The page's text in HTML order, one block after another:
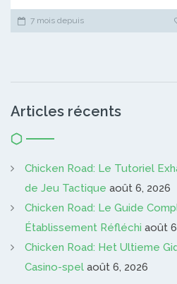
7 mois depuis
Articles récents
Chicken Road: Le Tutoriel
de Jeu Tactique août 6, 2026
Chicken Road: Le Guide
Établissement Réfléchi août
Chicken Road: Het Ultieme
Casino-spel août 6, 2026